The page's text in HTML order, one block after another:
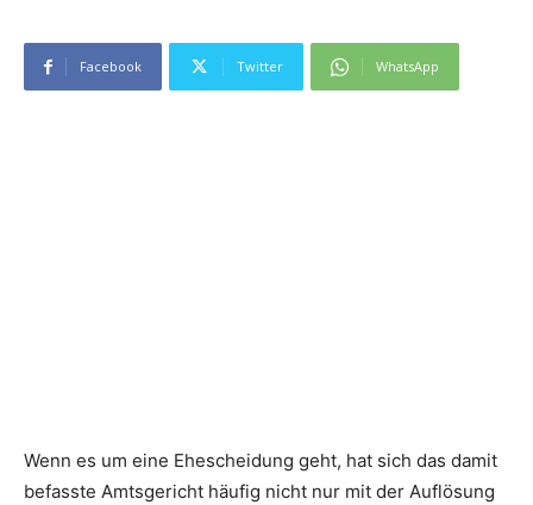
Facebook Twitter WhatsApp
Wenn es um eine Ehescheidung geht, hat sich das damit
befasste Amtsgericht häufig nicht nur mit der Auflösung